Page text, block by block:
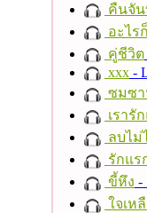
คืนจั
อะไร
คู่ชีวิต
xxx -
ซมซ
เรารั
ลบไม่
รักแร
ขี้หึง -
ใจเห